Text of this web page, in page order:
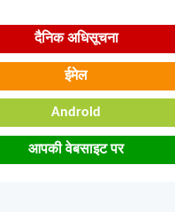
दैनिक अधिसूचना
ईमेल
Android
आपकी वेबसाइट पर